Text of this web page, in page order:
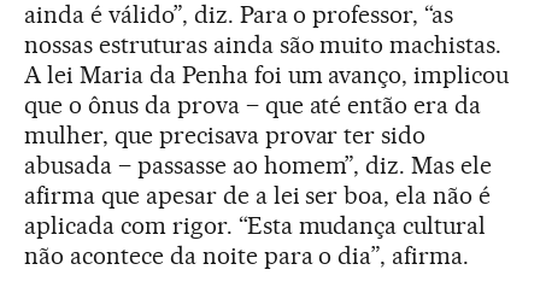
ainda é válido”, diz. Para o professor, “as
nossas estruturas ainda são muito machistas.
A lei Maria da Penha foi um avanço, implicou
que o ônus da prova – que até então era da
mulher, que precisava provar ter sido
abusada – passasse ao homem”, diz. Mas ele
afirma que apesar de a lei ser boa, ela não é
aplicada com rigor. “Esta mudança cultural
não acontece da noite para o dia”, afirma.